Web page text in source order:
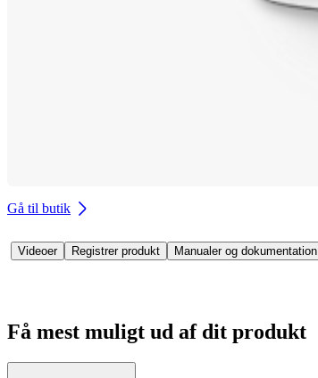
Gå til butik
Videoer Registrer produkt Manualer og dokumentation
Få mest muligt ud af dit produkt